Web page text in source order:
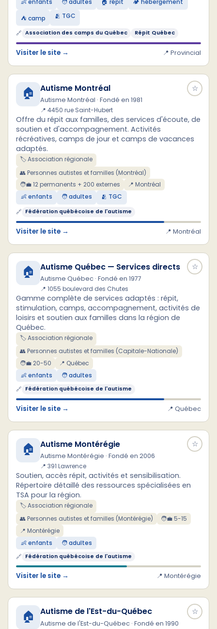
👶 enfants
🧑 adultes 🏠 répit
🏕️ hébergement
⛺ camp
🫂 TGC
🔗 Association des camps du Québec Répit Québec
Visiter le site → 📍 Provincial
☆
🏠 Autisme Montréal
Autisme Montréal · Fondé en 1981
📍 4450 rue Saint-Hubert
Offre du répit aux familles, des services d'écoute, de
soutien et d'accompagnement. Activités
récréatives, camps de jour et camps de vacances
adaptés.
🏷️ Association régionale
👥 Personnes autistes et familles (Montréal)
🧑‍💼 12 permanents + 200 externes
📍 Montréal
👶 enfants
🧑 adultes 🫂 TGC
🔗 Fédération québécoise de l'autisme
Visiter le site → 📍 Montréal
☆
🏠 Autisme Québec — Services directs
Autisme Québec · Fondé en 1977
📍 1055 boulevard des Chutes
Gamme complète de services adaptés : répit,
stimulation, camps, accompagnement, activités de
loisirs et soutien aux familles dans la région de
Québec.
🏷️ Association régionale
👥 Personnes autistes et familles (Capitale-Nationale)
🧑‍💼 20-50
📍 Québec
👶 enfants
🧑 adultes
🔗 Fédération québécoise de l'autisme
Visiter le site → 📍 Québec
☆
🏠 Autisme Montérégie
Autisme Montérégie · Fondé en 2006
📍 391 Lawrence
Soutien, accès répit, activités et sensibilisation.
Répertoire détaillé des ressources spécialisées en
TSA pour la région.
🏷️ Association régionale
👥 Personnes autistes et familles (Montérégie)
🧑‍💼 5-15
📍 Montérégie
👶 enfants
🧑 adultes
🔗 Fédération québécoise de l'autisme
Visiter le site → 📍 Montérégie
☆
🏠 Autisme de l'Est-du-Québec
Autisme de l'Est-du-Québec · Fondé en 1990